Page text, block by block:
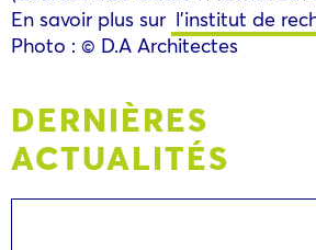
En savoir plus sur l’institut de
Photo : © D.A Architectes
DERNIÈRES
ACTUALITÉS